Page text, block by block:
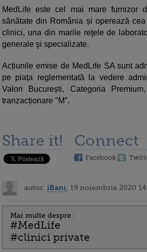
MedLife este cel mai mare furnizor
sănătate din România și operează
clinici, una din marile reţele de
generale şi specializate.
Acțiunile emise de MedLife SA sunt
pe piața reglementată la vedere
Valori București, Categoria
tranzacționare ″M″.
Share it! Connect
Facebook
autor: iBani , 19 noiembrie 2020
Mai multe despre:
#MedLife
#clinici private